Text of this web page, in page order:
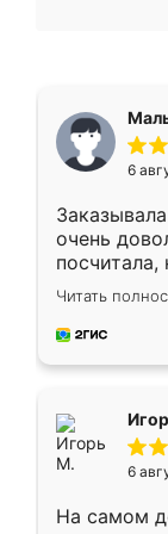
6
очень
посчитала,
Замерщик
делу со
за день,
Читать
6
На самом